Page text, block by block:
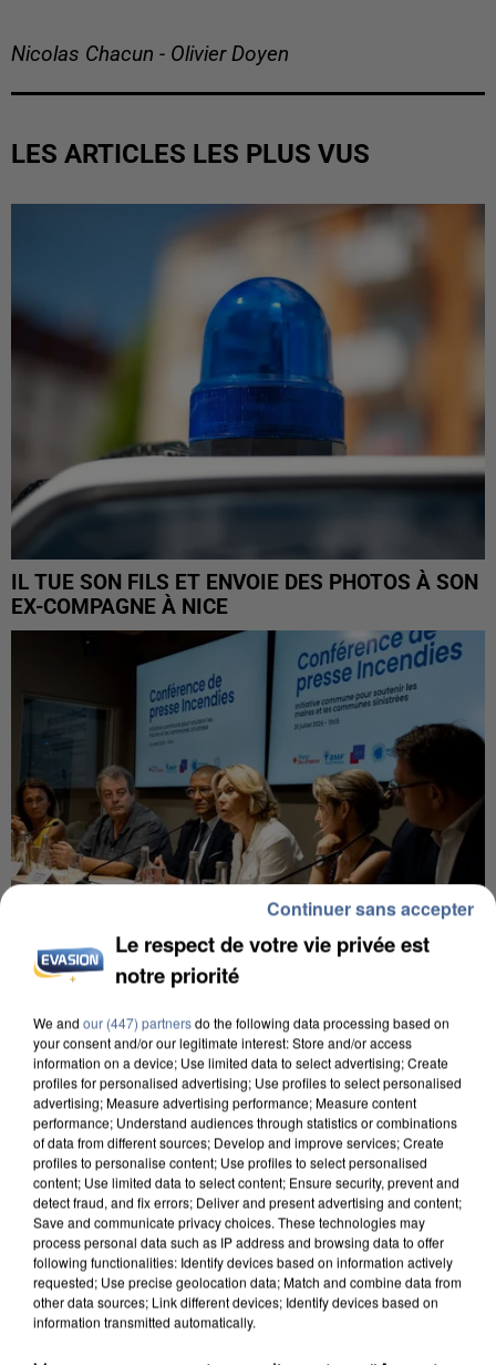
Nicolas Chacun - Olivier Doyen
LES ARTICLES LES PLUS VUS
IL TUE SON FILS ET ENVOIE DES PHOTOS À SON
EX-COMPAGNE À NICE
DE SOLIDARITÉ AVEC LES...
Le respect de votre vie privée est
notre priorité
We and our (447) partnersdo the following data processing based on
your consent and/or our legitimate interest: Store and/or access
information on a device; Use limited data to select advertising; Create
profiles for personalised advertising; Use profiles to select personalised
advertising; Measure advertising performance; Measure content
performance; Understand audiences through statistics or combinations
of data from different sources; Develop and improve services; Create
profiles to personalise content; Use profiles to select personalised
content; Use limited data to select content; Ensure security, prevent and
detect fraud, and fix errors; Deliver and present advertising and content;
Save and communicate privacy choices. These technologies may
process personal data such as IP address and browsing data to offer
following functionalities: Identify devices based on information actively
requested; Use precise geolocation data; Match and combine data from
other data sources; Link different devices; Identify devices based on
information transmitted automatically.
Continuer sans accepter